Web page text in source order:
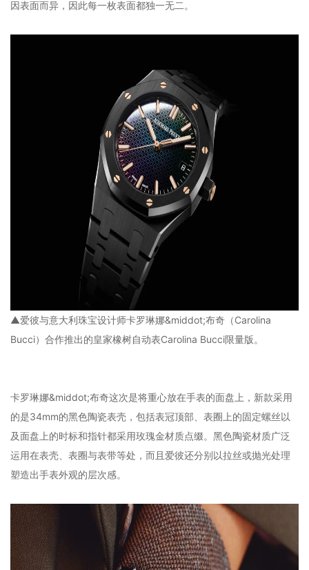
因表面而异，因此每一枚表面都独一无二。
▲爱彼与意大利珠宝设计师卡罗琳娜&middot;布奇（Carolina
Bucci）合作推出的皇家橡树自动表Carolina Bucci限量版。
卡罗琳娜&middot;布奇这次是将重心放在手表的面盘上，新款采用
的是34mm的黑色陶瓷表壳，包括表冠顶部、表圈上的固定螺丝以
及面盘上的时标和指针都采用玫瑰金材质点缀。黑色陶瓷材质广泛
运用在表壳、表圈与表带等处，而且爱彼还分别以拉丝或抛光处理
塑造出手表外观的层次感。